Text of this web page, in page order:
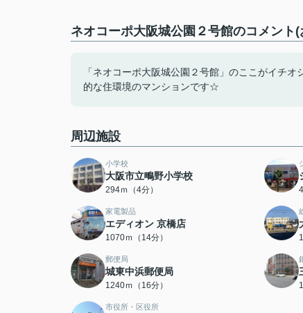
ネオコーポ大阪城公園２号館のコメント
「ネオコーポ大阪城公園２号館」のここがイチ
的な住環境のマンションです☆
周辺施設
小学校
大阪市立鴫野小学校
294ｍ（4分）
家電製品
エディオン 京橋店
1070ｍ（14分）
郵便局
城東中浜郵便局
1240ｍ（16分）
市役所・区役所